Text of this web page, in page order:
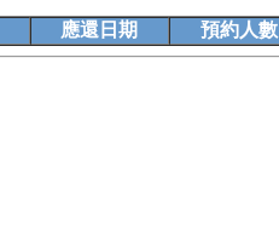
應還日期 預約人數